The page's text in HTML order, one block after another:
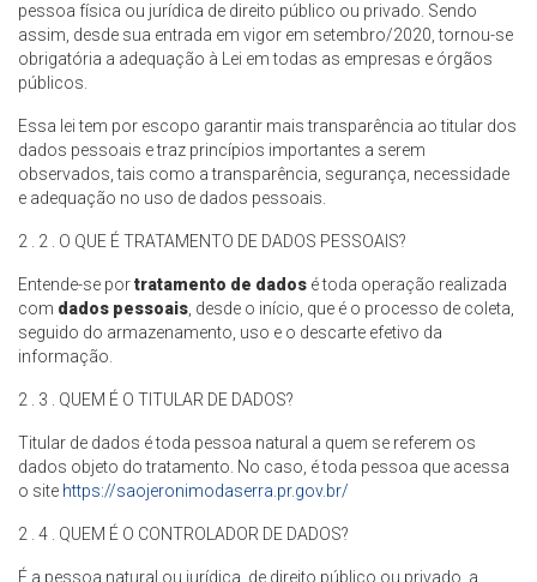
pessoa física ou jurídica de direito público ou privado. Sendo
assim, desde sua entrada em vigor em setembro/2020, tornou-se
obrigatória a adequação à Lei em todas as empresas e órgãos
públicos.
Essa lei tem por escopo garantir mais transparência ao titular dos
dados pessoais e traz princípios importantes a serem
observados, tais como a transparência, segurança, necessidade
e adequação no uso de dados pessoais.
2 . 2 . O QUE É TRATAMENTO DE DADOS PESSOAIS?
Entende-se portratamento de dados é toda operação realizada
com dados pessoais , desde o início, que é o processo de coleta,
seguido do armazenamento, uso e o descarte efetivo da
informação.
2 . 3 . QUEM É O TITULAR DE DADOS?
Titular de dados é toda pessoa natural a quem se referem os
dados objeto do tratamento. No caso, é toda pessoa que acessa
o site https://saojeronimodaserra.pr.gov.br/
2 . 4 . QUEM É O CONTROLADOR DE DADOS?
É a pessoa natural ou jurídica, de direito público ou privado, a